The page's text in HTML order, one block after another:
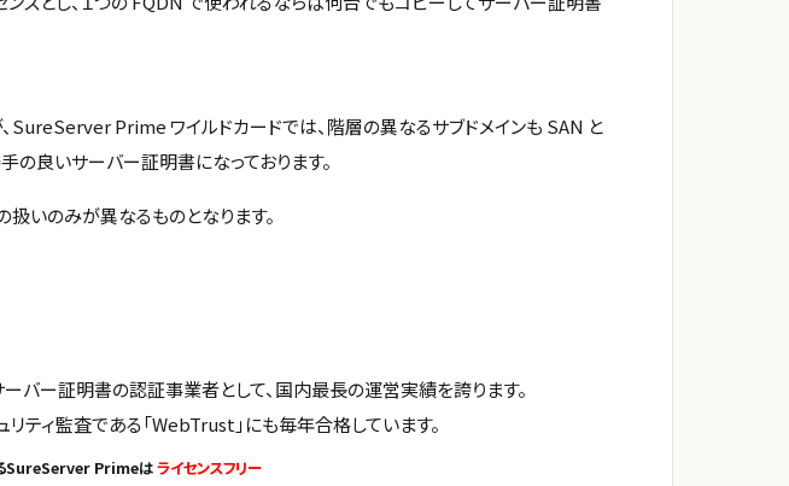
SureServer Prime ワイルドカードでは、階層の異なるサブドメインも SAN と
の良いサーバー証明書になっております。
いのみが異なるものとなります。
バー証明書の認証事業者として、国内最長の運営実績を誇ります。
ティ監査である「WebTrust」にも毎年合格しています。
SureServer Primeはライセンスフリー